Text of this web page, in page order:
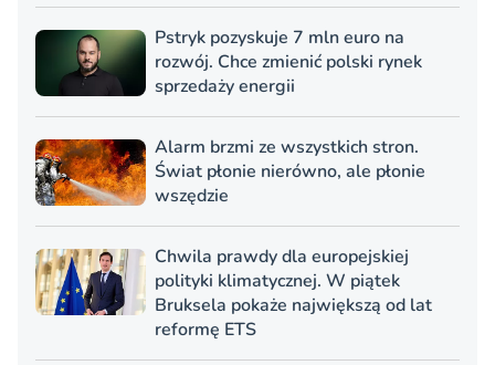
Pstryk pozyskuje 7 mln euro na
rozwój. Chce zmienić polski rynek
sprzedaży energii
Alarm brzmi ze wszystkich stron.
Świat płonie nierówno, ale płonie
wszędzie
Chwila prawdy dla europejskiej
polityki klimatycznej. W piątek
Bruksela pokaże największą od lat
reformę ETS